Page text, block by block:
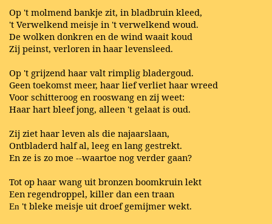
Op 't molmend bankje zit, in bladbruin kleed,
't Verwelkend meisje in 't verwelkend woud.
De wolken donkren en de wind waait koud
Zij peinst, verloren in haar levensleed.
Op 't grijzend haar valt rimplig bladergoud.
Geen toekomst meer, haar lief verliet haar wreed
Voor schitteroog en rooswang en zij weet:
Haar hart bleef jong, alleen 't gelaat is oud.
Zij ziet haar leven als die najaarslaan,
Ontbladerd half al, leeg en lang gestrekt.
En ze is zo moe --waartoe nog verder gaan?
Tot op haar wang uit bronzen boomkruin lekt
Een regendroppel, killer dan een traan
En 't bleke meisje uit droef gemijmer wekt.